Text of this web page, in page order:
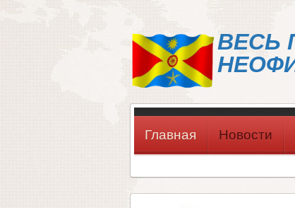
ВЕСЬ
Главная Новости